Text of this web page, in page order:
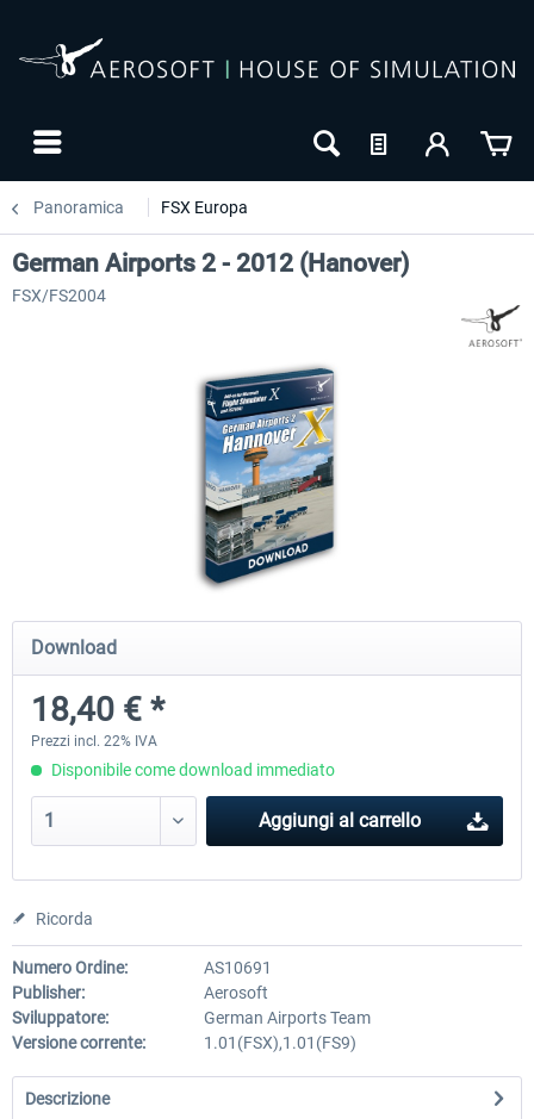
Panoramica FSX Europa
Mega Airport Frankfurt V2.0
30,71 € *
Mega Airport Berlin
German Airports 2 - 2012 (Hanover)
FSX/FS2004
Download
18,40 € *
Prezzi incl. 22% IVA
Disponibile come download immediato
Aggiungi al carrello
Ricorda
Numero Ordine:
AS10691
Publisher:
Aerosoft
Sviluppatore:
German Airports Team
Versione corrente:
1.01(FSX),1.01(FS9)
Descrizione